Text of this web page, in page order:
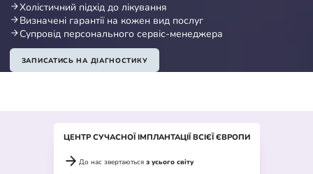
Холістичний підхід до лікування
Визначені гарантії на кожен вид послуг
Супровід персонального сервіс-менеджера
ЗАПИСАТИСЬ НА ДІАГНОСТИКУ
ЦЕНТР СУЧАСНОЇ ІМПЛАНТАЦІЇ ВСІЄЇ ЄВРОПИ
До нас звертаються з усього світу